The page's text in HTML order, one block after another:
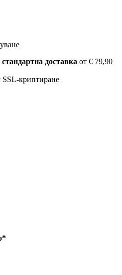
доставка от € 79,90
SSL-криптиране